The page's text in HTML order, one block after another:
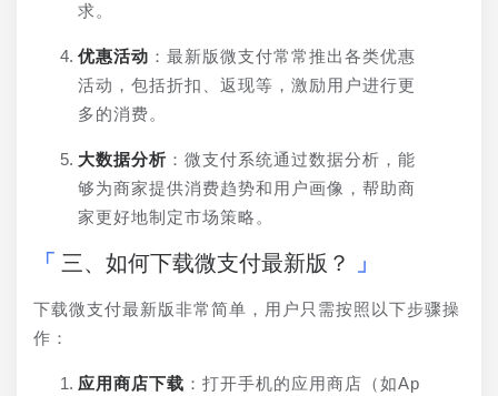
求。
优惠活动 ：最新版微支付常常推出各类优惠
活动，包括折扣、返现等，激励用户进行更
多的消费。
大数据分析 ：微支付系统通过数据分析，能
够为商家提供消费趋势和用户画像，帮助商
家更好地制定市场策略。
三、如何下载微支付最新版？
下载微支付最新版非常简单，用户只需按照以下步骤操
作：
应用商店下载 ：打开手机的应用商店（如Ap